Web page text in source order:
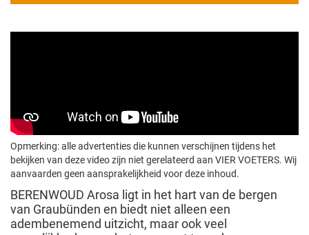
Opmerking: alle advertenties die kunnen verschijnen tijdens het
bekijken van deze video zijn niet gerelateerd aan VIER VOETERS. Wij
aanvaarden geen aansprakelijkheid voor deze inhoud.
BERENWOUD Arosa ligt in het hart van de bergen
van Graubünden en biedt niet alleen een
adembenemend uitzicht, maar ook veel